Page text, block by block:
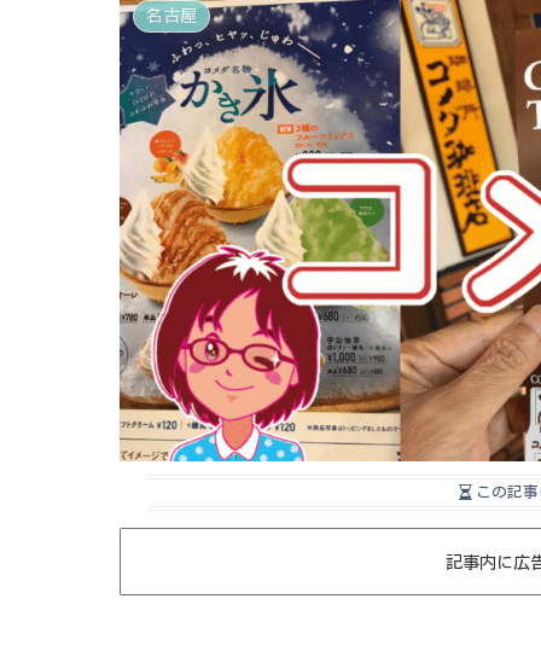
名古屋
この記事
記事内に広